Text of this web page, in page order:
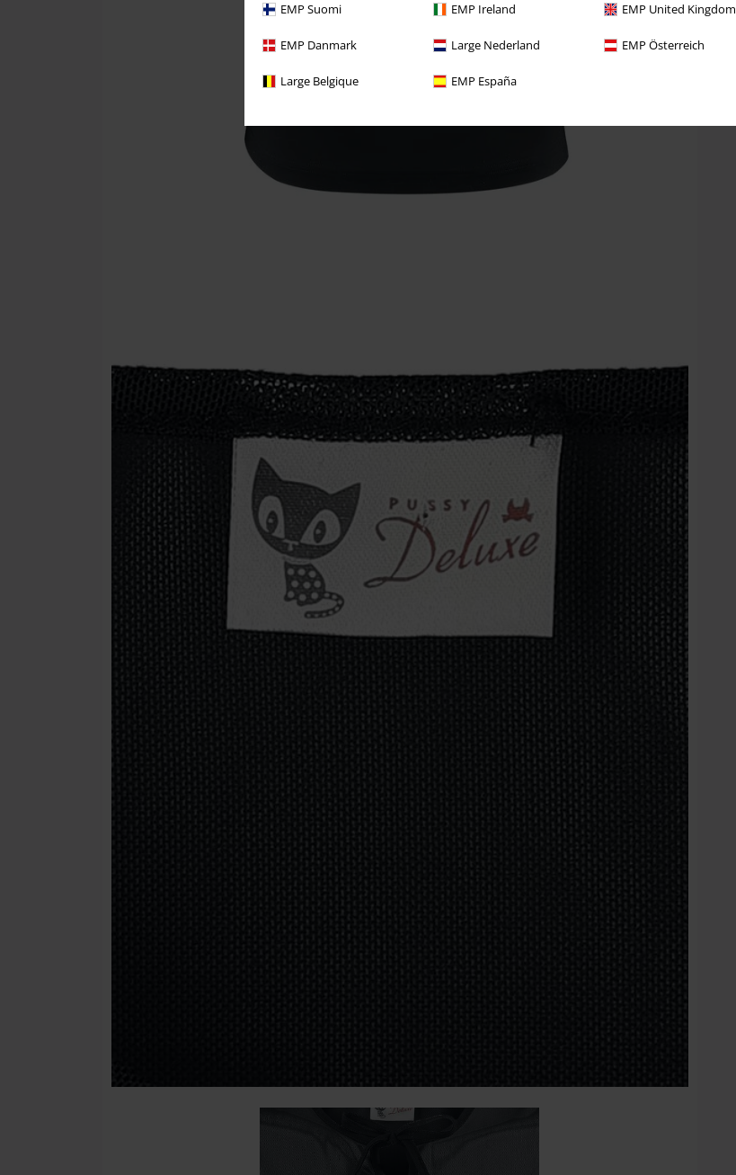
EMP Suomi EMP Ireland EMP United Kingdom
EMP Danmark Large Nederland EMP Österreich
Large Belgique EMP España